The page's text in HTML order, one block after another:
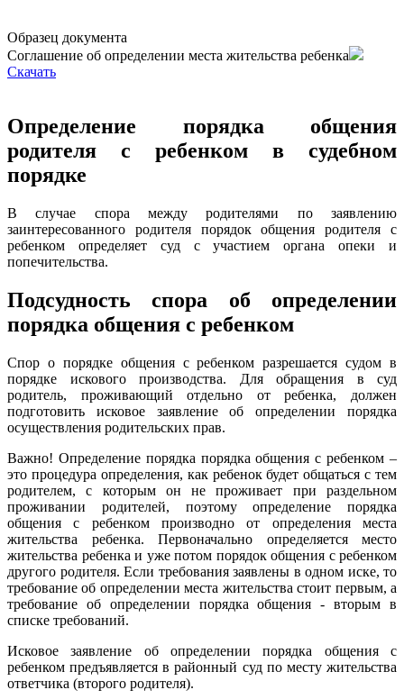
Образец документа
Соглашение об определении места жительства ребенка
Cкачать
Определение порядка общения
родителя с ребенком в судебном
порядке
В случае спора между родителями по заявлению
заинтересованного родителя порядок общения родителя с
ребенком определяет суд с участием органа опеки и
попечительства.
Подсудность спора об определении
порядка общения с ребенком
Спор о порядке общения с ребенком разрешается судом в
порядке искового производства. Для обращения в суд
родитель, проживающий отдельно от ребенка, должен
подготовить исковое заявление об определении порядка
осуществления родительских прав.
Важно! Определение порядка порядка общения с ребенком –
это процедура определения, как ребенок будет общаться с тем
родителем, с которым он не проживает при раздельном
проживании родителей, поэтому определение порядка
общения с ребенком производно от определения места
жительства ребенка. Первоначально определяется место
жительства ребенка и уже потом порядок общения с ребенком
другого родителя. Если требования заявлены в одном иске, то
требование об определении места жительства стоит первым, а
требование об определении порядка общения - вторым в
списке требований.
Исковое заявление об определении порядка общения с
ребенком предъявляется в районный суд по месту жительства
ответчика (второго родителя).